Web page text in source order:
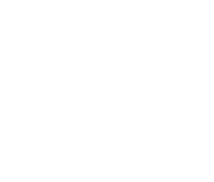
eran cientos las dudas que
vuelo, hizo que nuestro